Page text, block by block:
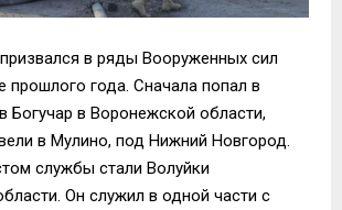
в ряды Вооруженных сил
прошлого года. Сначала попал в
Богучар в Воронежской области,
в Мулино, под Нижний Новгород.
службы стали Волуйки
Он служил в одной части с